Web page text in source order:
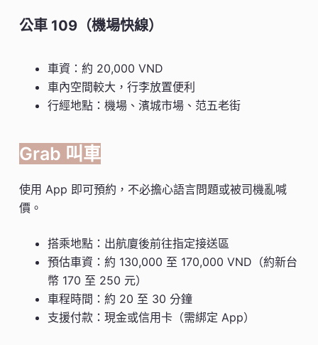
公車 109（機場快線）
車資：約 20,000 VND
車內空間較大，行李放置便利
行經地點：機場、濱城市場、范五老街
Grab 叫車
使用 App 即可預約，不必擔心語言問題或被司機亂喊
價。
搭乘地點：出航廈後前往指定接送區
預估車資：約 130,000 至 170,000 VND（約新台
幣 170 至 250 元）
車程時間：約 20 至 30 分鐘
支援付款：現金或信用卡（需綁定 App）